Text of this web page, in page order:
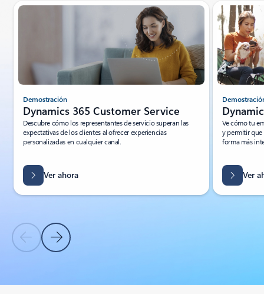
Diapositiva anterior
Diapositiva siguiente
Demostración
Dynamics 365 Customer Service
Descubre cómo los representantes de servicio superan las
expectativas de los clientes al ofrecer experiencias
personalizadas en cualquier canal.
Ver ahora
Ve cómo tu
y permitir que
forma más
Ver
Volver a la sección CENTRO DE APRENDIZAJE: pestaña